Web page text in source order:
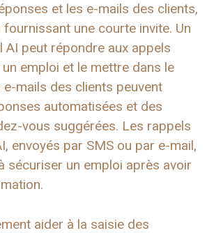
et les e-mails des clients,
une courte invite. Un
AI peut répondre aux appels
emploi et le mettre dans le
e-mails des clients peuvent
automatisées et des
vous suggérées. Les rappels
envoyés par SMS ou par e-mail,
sécuriser un emploi après avoir
aider à la saisie des